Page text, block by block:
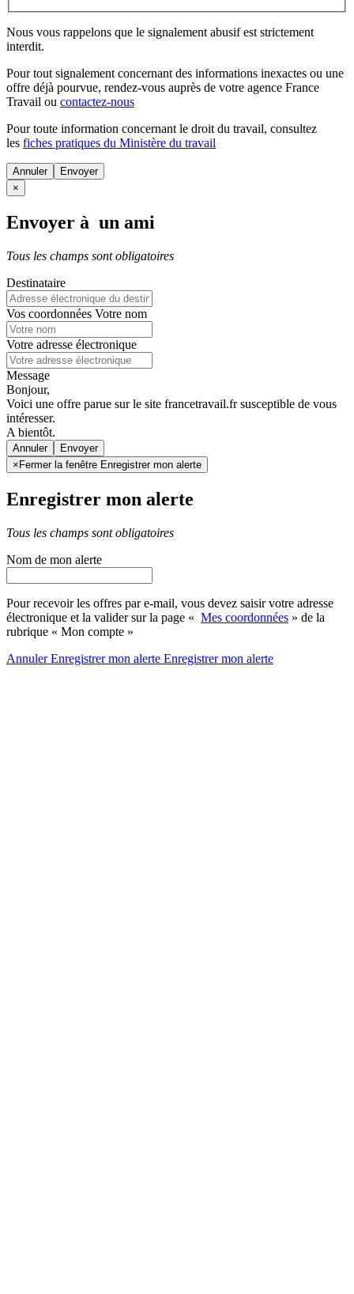
Nous vous rappelons que le signalement abusif est strictement
interdit.
Pour tout signalement concernant des informations inexactes ou une
offre déjà pourvue, rendez-vous auprès de votre agence France
Travail ou contactez-nous
Pour toute information concernant le droit du travail, consultez
les fiches pratiques du Ministère du travail
Annuler
×
Envoyer à un ami
Tous les champs sont obligatoires
Destinataire
Vos coordonnées Votre nom
Votre adresse électronique
Message
Bonjour,
Voici une offre parue sur le site francetravail.fr susceptible de vous
intéresser.
A bientôt.
Annuler
× Fermer la fenêtre Enregistrer mon alerte
Enregistrer mon alerte
Tous les champs sont obligatoires
Nom de mon alerte
Pour recevoir les offres par e-mail, vous devez saisir votre adresse
électronique et la valider sur la page « Mes coordonnées » de la
rubrique « Mon compte »
AnnulerEnregistrer mon alerte Enregistrermon alerte